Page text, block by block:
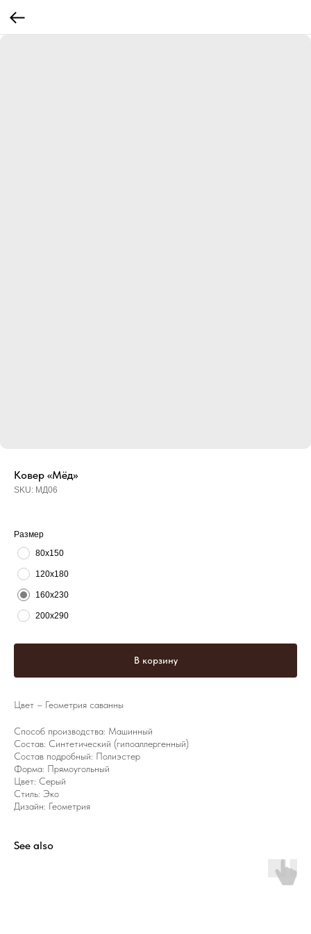
Ковер «Мёд»
SKU: МД06
Размер
80х150
120х180
160х230
200х290
В корзину
Цвет – Геометрия саванны
Способ производства: Машинный
Состав: Синтетический (гипоаллергенный)
Состав подробный: Полиэстер
Форма: Прямоугольный
Цвет: Серый
Стиль: Эко
Дизайн: Геометрия
See also